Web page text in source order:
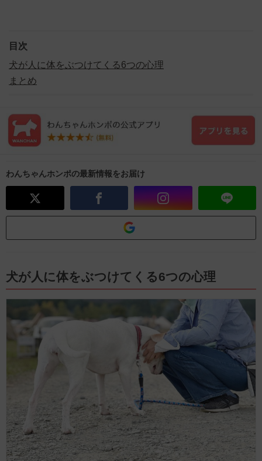
目次
犬が人に体をぶつけてくる6つの心理
まとめ
わんちゃんホンポの最新情報をお届け
犬が人に体をぶつけてくる6つの心理